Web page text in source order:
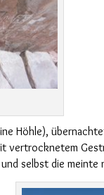
Höhle),
vertrocknetem
selbst die meinte